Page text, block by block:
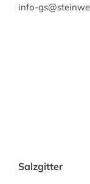
info-
Salzgitter